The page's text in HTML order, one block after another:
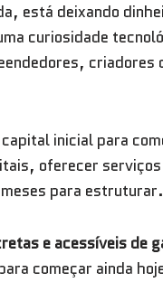
está deixando
curiosidade
criadores
inicial para
oferecer
para estruturar.
e acessíveis de
começar ainda